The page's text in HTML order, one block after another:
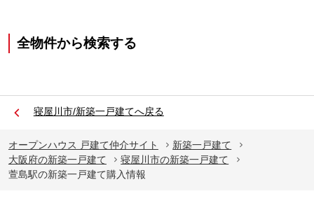
全物件から検索する
寝屋川市/新築一戸建てへ戻る
オープンハウス 戸建て仲介サイト
新築一戸建て
大阪府の新築一戸建て
寝屋川市の新築一戸建て
萱島駅の新築一戸建て購入情報